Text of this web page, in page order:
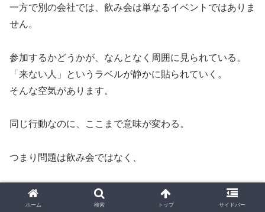
一方で別の会社では、飲み会は単なるイベントではありま
せん。
参加するかどうかが、なんとなく周囲に見られている。
「来ない人」というラベルが静かに貼られていく。
そんな空気があります。
同じ行動なのに、ここまで意味が変わる。
つまり問題は飲み会ではなく、
その会社がどんな前提で人間関係を設計して
ホーム 検索 トップ サイドバー